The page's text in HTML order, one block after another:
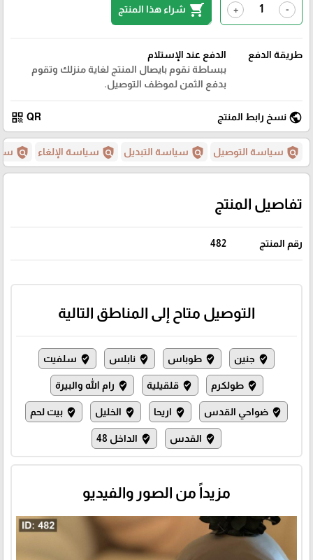
-
+
shopping_cart شراء هذا المنتج
طريقة الدفع
الدفع عند الإستلام
ببساطة نقوم بايصال المنتج لغاية منزلك وتقوم
بدفع الثمن لموظف التوصيل.
public نسخ رابط المنتج QR
qr_code
policy سياسة التوصيل policy سياسة التبديل policy سياسة الإلغاء policy
تفاصيل المنتج
رقم المنتج 482
التوصيل متاح إلى المناطق التالية
where_to_vote جنين where_to_vote طوباس where_to_vote نابلس where_to_vote سلفيت
where_to_vote طولكرم where_to_vote قلقيلية where_to_vote رام الله والبيرة
where_to_vote ضواحي القدس where_to_vote اريحا where_to_vote الخليل where_to_vote بيت لحم
where_to_vote القدس where_to_vote الداخل 48
مزيداً من الصور والفيديو